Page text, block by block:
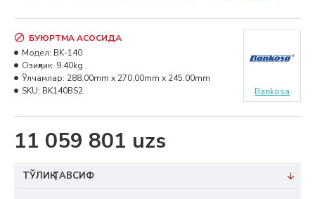
11 059 801 uzs
БУЮРТМА АСОСИДА
Модел: BK-140
Озиқлик: 9.40kg
Ўлчамлар: 288.00mm x 270.00mm x 245.00mm
SKU: BK140BS2 Bankosa
ТЎЛИҚ ТАВСИФ